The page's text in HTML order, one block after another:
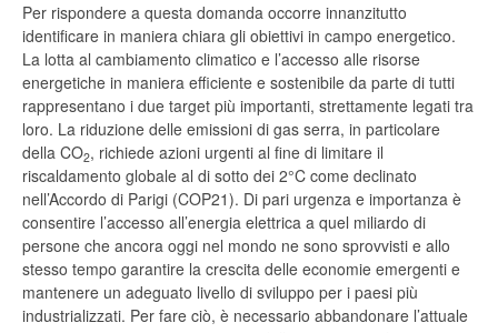
Per rispondere a questa domanda occorre innanzitutto
identificare in maniera chiara gli obiettivi in campo energetico.
La lotta al cambiamento climatico e l’accesso alle risorse
energetiche in maniera efficiente e sostenibile da parte di tutti
rappresentano i due target più importanti, strettamente legati tra
loro. La riduzione delle emissioni di gas serra, in particolare
della CO2, richiede azioni urgenti al fine di limitare il
riscaldamento globale al di sotto dei 2°C come declinato
nell’Accordo di Parigi (COP21). Di pari urgenza e importanza è
consentire l’accesso all’energia elettrica a quel miliardo di
persone che ancora oggi nel mondo ne sono sprovvisti e allo
stesso tempo garantire la crescita delle economie emergenti e
mantenere un adeguato livello di sviluppo per i paesi più
industrializzati. Per fare ciò, è necessario abbandonare l’attuale